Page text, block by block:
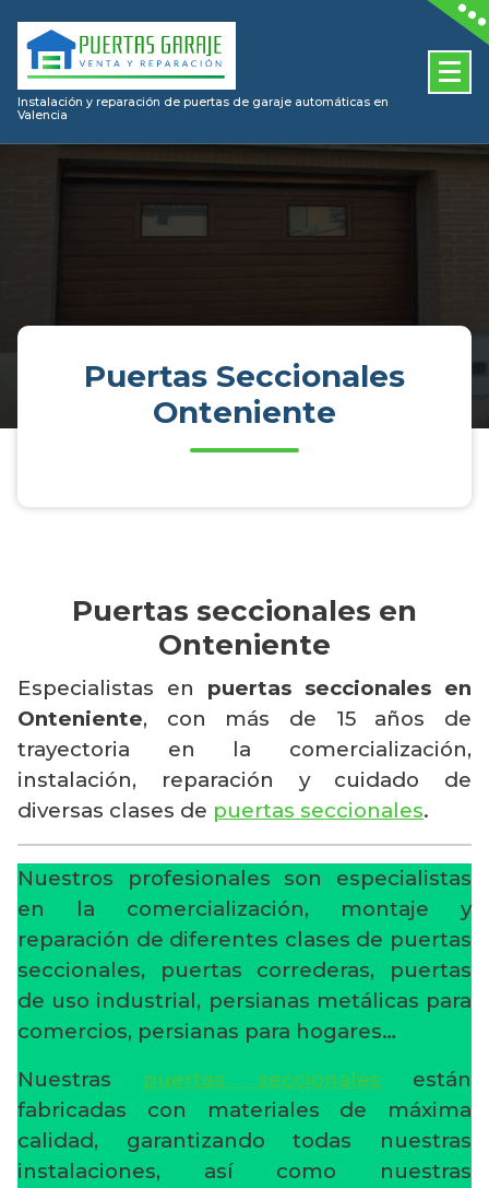
content
Instalación y reparación de puertas de garaje automáticas en
Valencia
Puertas Seccionales
Onteniente
Puertas seccionales en
Onteniente
Especialistas en puertas seccionales en
Onteniente, con más de 15 años de
trayectoria en la comercialización,
instalación, reparación y cuidado de
diversas clases de puertas seccionales.
Nuestros profesionales son especialistas
en la comercialización, montaje y
reparación de diferentes clases de puertas
seccionales, puertas correderas, puertas
de uso industrial, persianas metálicas para
comercios, persianas para hogares…
Nuestras puertas seccionales están
fabricadas con materiales de máxima
calidad, garantizando todas nuestras
instalaciones, así como nuestras